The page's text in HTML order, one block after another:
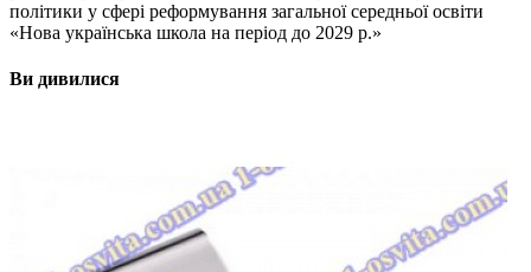
політики у сфері реформування загальної середньої освіти
«Нова українська школа на період до 2029 р.»
Ви дивилися